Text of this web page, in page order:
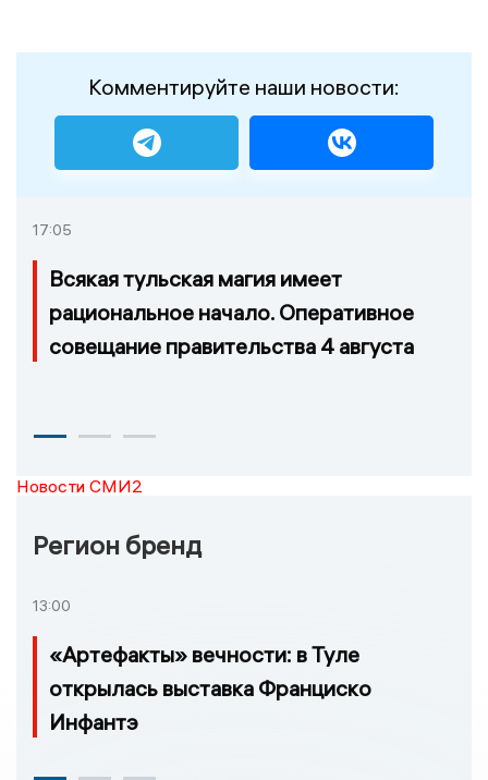
Комментируйте наши новости:
17:05
Всякая тульская магия имеет
рациональное начало. Оперативное
совещание правительства 4 августа
Новости СМИ2
Регион бренд
13:00
«Артефакты» вечности: в Туле
открылась выставка Франциско
Инфантэ